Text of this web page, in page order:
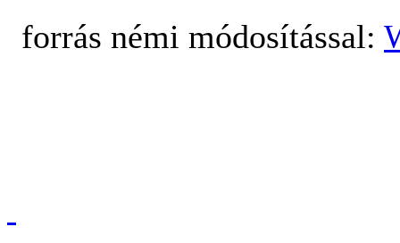
forrás némi módosítással: